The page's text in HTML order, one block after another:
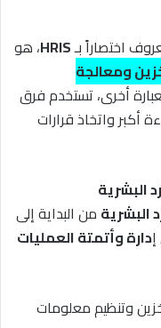
اختصاراً بـHRIS، هو
ومعالجة
أخرى، تستخدم فرق
أكبر واتخاذ قرارات
البشرية
البشرية من البداية إلى
دارة وأتمتة العمليات
وتنظيم معلومات